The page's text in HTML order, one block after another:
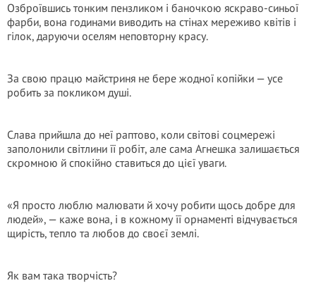
Озброївшись тонким пензликом і баночкою яскраво-синьої
фарби, вона годинами виводить на стінах мереживо квітів і
гілок, даруючи оселям неповторну красу.
За свою працю майстриня не бере жодної копійки — усе
робить за покликом душі.
Слава прийшла до неї раптово, коли світові соцмережі
заполонили світлини її робіт, але сама Агнешка залишається
скромною й спокійно ставиться до цієї уваги.
«Я просто люблю малювати й хочу робити щось добре для
людей», — каже вона, і в кожному її орнаменті відчувається
щирість, тепло та любов до своєї землі.
Як вам така творчість?